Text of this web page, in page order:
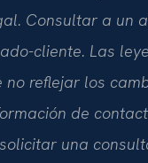
Consultar a un
cliente. Las
no reflejar los
de
una